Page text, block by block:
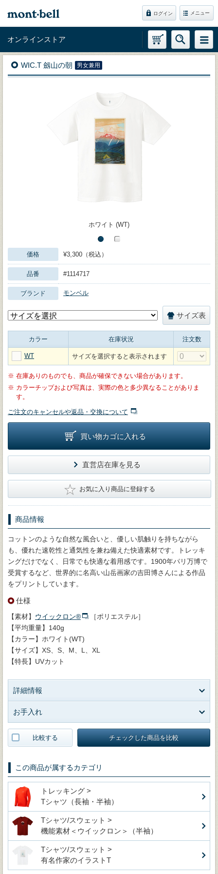
ログイン メニュー
オンラインストア
WIC.T 劔山の朝 男女兼用
ホワイト (WT)
価格 ¥3,300（税込）
品番 #1114717
ブランド モンベル
サイズ表
カラー 在庫状況 注文数
WT サイズを選択すると表示されます
※ 在庫ありのものでも、商品が確保できない場合があります。
※ カラーチップおよび写真は、実際の色と多少異なることがありま
す。
ご注文のキャンセルや返品・交換について
買い物カゴに入れる
直営店在庫を見る
★ お気に入り商品に登録する
商品情報
コットンのような自然な風合いと、優しい肌触りを持ちながら
も、優れた速乾性と通気性を兼ね備えた快適素材です。トレッキ
ングだけでなく、日常でも快適な着用感です。1900年パリ万博で
受賞するなど、世界的に名高い山岳画家の吉田博さんによる作品
をプリントしています。
仕様
【素材】 ウイックロン®
［ポリエステル］
【平均重量】140g
【カラー】ホワイト(WT)
【サイズ】XS、S、M、L、XL
【特長】UVカット
詳細情報
お手入れ
比較する チェックした商品を比較
この商品が属するカテゴリ
トレッキング >
Tシャツ（長袖・半袖）
Tシャツ/スウェット >
機能素材＜ウイックロン＞（半袖）
Tシャツ/スウェット >
有名作家のイラストT